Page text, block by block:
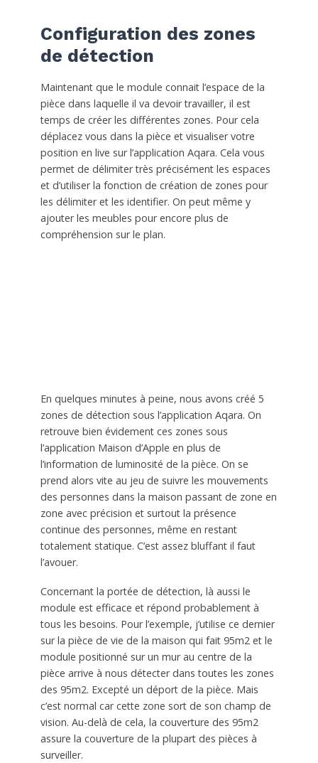
Configuration des zones
de détection
Maintenant que le module connait l’espace de la
pièce dans laquelle il va devoir travailler, il est
temps de créer les différentes zones. Pour cela
déplacez vous dans la pièce et visualiser votre
position en live sur l’application Aqara. Cela vous
permet de délimiter très précisément les espaces
et d’utiliser la fonction de création de zones pour
les délimiter et les identifier. On peut même y
ajouter les meubles pour encore plus de
compréhension sur le plan.
En quelques minutes à peine, nous avons créé 5
zones de détection sous l’application Aqara. On
retrouve bien évidement ces zones sous
l’application Maison d’Apple en plus de
l’information de luminosité de la pièce. On se
prend alors vite au jeu de suivre les mouvements
des personnes dans la maison passant de zone en
zone avec précision et surtout la présence
continue des personnes, même en restant
totalement statique. C’est assez bluffant il faut
l’avouer.
Concernant la portée de détection, là aussi le
module est efficace et répond probablement à
tous les besoins. Pour l’exemple, j’utilise ce dernier
sur la pièce de vie de la maison qui fait 95m2 et le
module positionné sur un mur au centre de la
pièce arrive à nous détecter dans toutes les zones
des 95m2. Excepté un déport de la pièce. Mais
c’est normal car cette zone sort de son champ de
vision. Au-delà de cela, la couverture des 95m2
assure la couverture de la plupart des pièces à
surveiller.